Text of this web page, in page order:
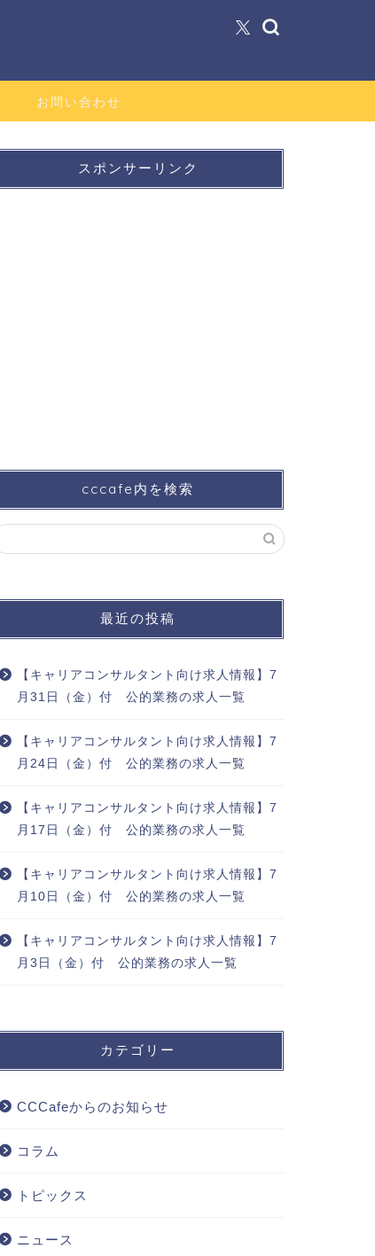
お問い合わせ
スポンサーリンク
cccafe内を検索
最近の投稿
【キャリアコンサルタント向け求人情報】7
月31日（金）付 公的業務の求人一覧
【キャリアコンサルタント向け求人情報】7
月24日（金）付 公的業務の求人一覧
【キャリアコンサルタント向け求人情報】7
月17日（金）付 公的業務の求人一覧
【キャリアコンサルタント向け求人情報】7
月10日（金）付 公的業務の求人一覧
【キャリアコンサルタント向け求人情報】7
月3日（金）付 公的業務の求人一覧
カテゴリー
CCCafeからのお知らせ
コラム
トピックス
ニュース